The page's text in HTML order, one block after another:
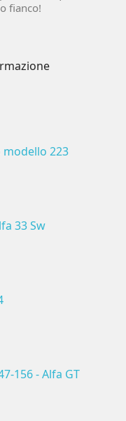
fianco!
223
33 Sw
156 - Alfa GT